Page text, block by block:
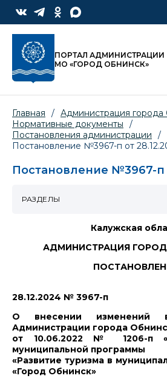
ПОРТАЛ АДМИНИСТРАЦИИ
МО «ГОРОД ОБНИНСК»
Главная / Администрация города
Нормативные документы
/
Постановления администрации
/
Постановление №3967-п от
Постановление №3967-п
Калужская
АДМИНИСТРАЦИЯ
28.12.2024 № 3967-п
О внесении изменений в
Администрации города
от 10.06.2022 № 1206-п
муниципальной программы
«Развитие туризма в
«Город Обнинск»
РАЗДЕЛЫ